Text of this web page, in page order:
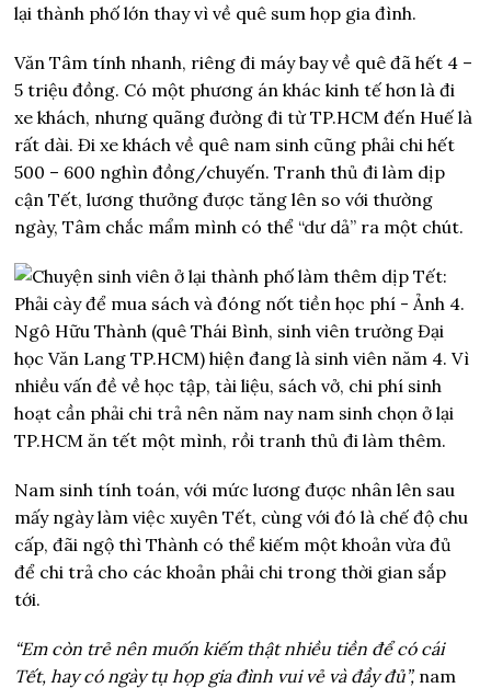
lại thành phố lớn thay vì về quê sum họp gia đình.
Văn Tâm tính nhanh, riêng đi máy bay về quê đã hết 4 –
5 triệu đồng. Có một phương án khác kinh tế hơn là đi
xe khách, nhưng quãng đường đi từ TP.HCM đến Huế là
rất dài. Đi xe khách về quê nam sinh cũng phải chi hết
500 – 600 nghìn đồng/chuyến. Tranh thủ đi làm dịp
cận Tết, lương thưởng được tăng lên so với thường
ngày, Tâm chắc mẩm mình có thể “dư dả” ra một chút.
Ngô Hữu Thành (quê Thái Bình, sinh viên trường Đại
học Văn Lang TP.HCM) hiện đang là sinh viên năm 4. Vì
nhiều vấn đề về học tập, tài liệu, sách vở, chi phí sinh
hoạt cần phải chi trả nên năm nay nam sinh chọn ở lại
TP.HCM ăn tết một mình, rồi tranh thủ đi làm thêm.
Nam sinh tính toán, với mức lương được nhân lên sau
mấy ngày làm việc xuyên Tết, cùng với đó là chế độ chu
cấp, đãi ngộ thì Thành có thể kiếm một khoản vừa đủ
để chi trả cho các khoản phải chi trong thời gian sắp
tới.
“Em còn trẻ nên muốn kiếm thật nhiều tiền để có cái
Tết, hay có ngày tụ họp gia đình vui vẻ và đầy đủ”, nam